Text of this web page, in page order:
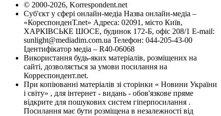
© 2000-2026, Korrespondent.net
Суб'єкт у сфері онлайн-медіа Назва онлайн-медіа –
«КореспонденТ.net» Адреса: 02091, місто Київ,
ХАРКІВСЬКЕ ШОСЕ, будинок 172-Б, офіс 208/1 E-mail:
sunlight@mediadim.com.ua Телефон: 044-205-43-00
Ідентифікатор медіа – R40-06068
Використання будь-яких матеріалів, розміщених на
сайті, дозволяється за умови посилання на
Корреспондент.net.
При копіюванні матеріалів зі сторінки « Новини України
і світу» , для інтернет - видань - обов'язкове пряме
відкрите для пошукових систем гіперпосилання .
Посилання має бути розміщена в незалежності від